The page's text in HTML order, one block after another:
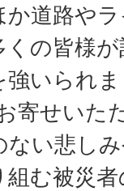
道路や
の皆様
強いられ
寄せいた
い悲し
む被災